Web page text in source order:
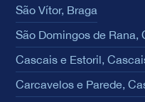
São Vítor, Braga
São Domingos de Rana,
Cascais e Estoril,
Carcavelos e Parede,